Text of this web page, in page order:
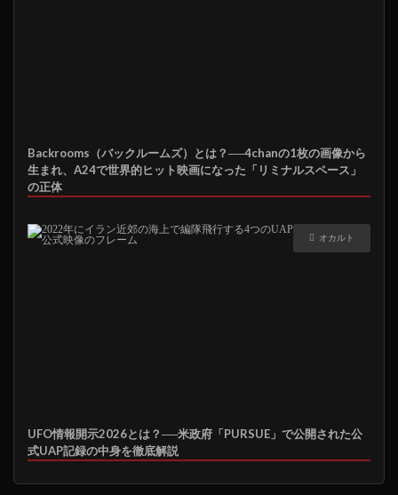
Backrooms（バックルームズ）とは？──4chanの1枚の画像から
生まれ、A24で世界的ヒット映画になった「リミナルスペース」
の正体
オカルト
UFO情報開示2026とは？──米政府「PURSUE」で公開された公
式UAP記録の中身を徹底解説